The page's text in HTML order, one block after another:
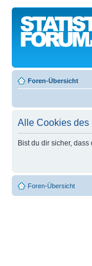
Foren-Übersicht
Alle Cookies des
Bist du dir sicher,
Foren-Übersicht